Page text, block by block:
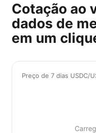
Cotação ao
dados de
em um
Preço de 7 dias USDC/